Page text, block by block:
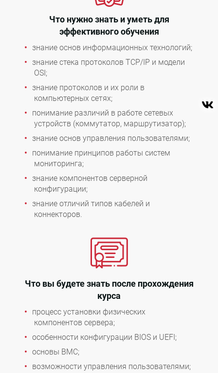
Что нужно знать и уметь для
эффективного обучения
знание основ информационных технологий;
знание стека протоколов TCP/IP и модели
OSI;
знание протоколов и их роли в
компьютерных сетях;
понимание различий в работе сетевых
устройств (коммутатор, маршрутизатор);
знание основ управления пользователями;
понимание принципов работы систем
мониторинга;
знание компонентов серверной
конфигурации;
знание отличий типов кабелей и
коннекторов.
Что вы будете знать после прохождения
курса
процесс установки физических
компонентов сервера;
особенности конфигурации BIOS и UEFI;
основы BMC;
возможности управления пользователями;